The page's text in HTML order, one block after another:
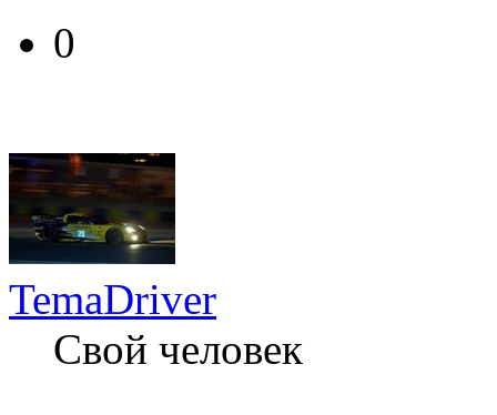
0
TemaDriver
Свой человек